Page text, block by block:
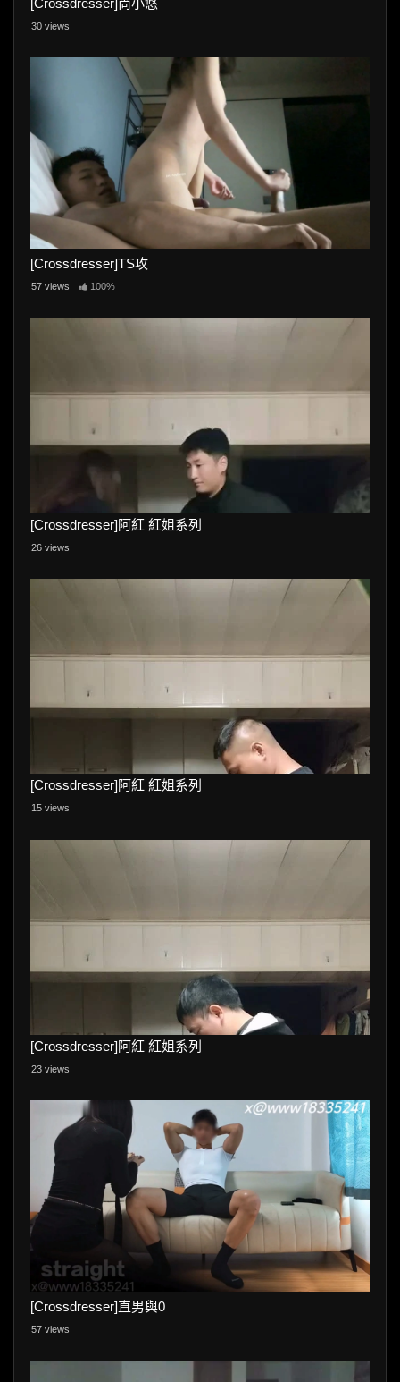
30 views
[Crossdresser]TS攻
57 views 100%
[Crossdresser]阿紅 紅姐系列
26 views
[Crossdresser]阿紅 紅姐系列
15 views
[Crossdresser]阿紅 紅姐系列
23 views
[Crossdresser]直男與0
57 views